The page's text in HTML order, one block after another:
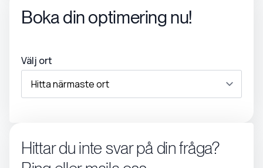
Boka din optimering nu!
Välj ort
Hittar du inte svar på din fråga?